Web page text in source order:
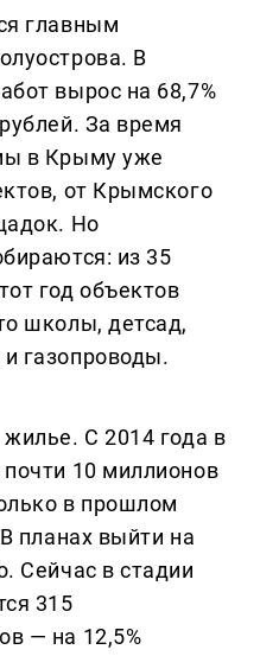
главным
В
вырос на 68,7%
За время
в Крыму уже
от Крымского
Но
из 35
год объектов
школы, детсад,
газопроводы.
С 2014 года в
10 миллионов
в прошлом
планах выйти на
Сейчас в стадии
315
— на 12,5%